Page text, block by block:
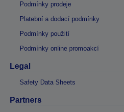
Podmínky prodeje
Platební a dodací podmínky
Podmínky použití
Podmínky online promoakcí
Legal
Safety Data Sheets
Partners